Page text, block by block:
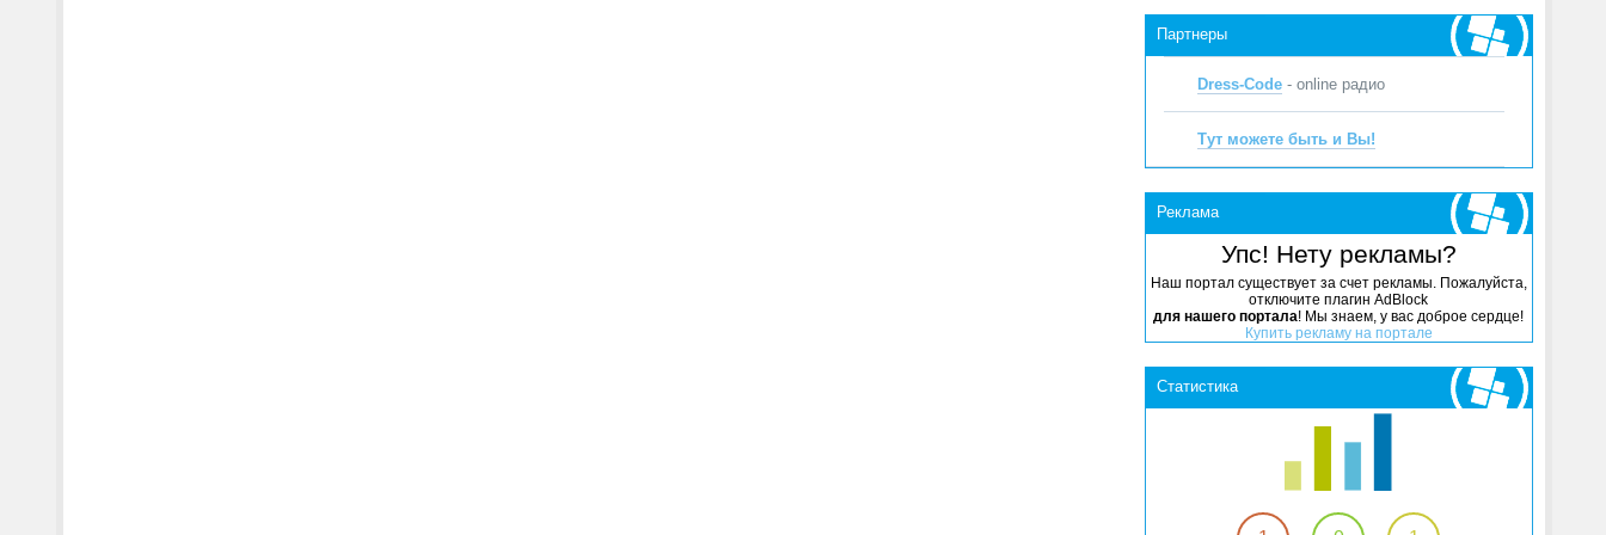
Партнеры
Dress-Code- online радио
Тут можете быть и Вы!
Реклама
Упс! Нету рекламы?
Наш портал существует за счет рекламы. Пожалуйста,
отключите плагин AdBlock
для нашего портала! Мы знаем, у вас доброе сердце!
Купить рекламу на портале
Статистика